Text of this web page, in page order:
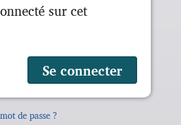
sur cet
de passe ?